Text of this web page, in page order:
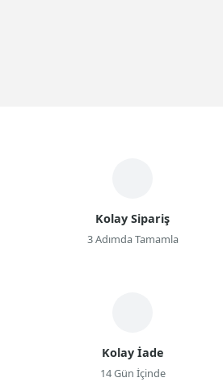
Kolay Sipariş
3 Adımda Tamamla
Kolay İade
14 Gün İçinde